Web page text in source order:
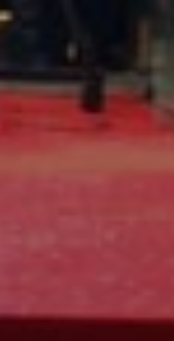
Sign Up to Our
Get notified about
I would like to receive news